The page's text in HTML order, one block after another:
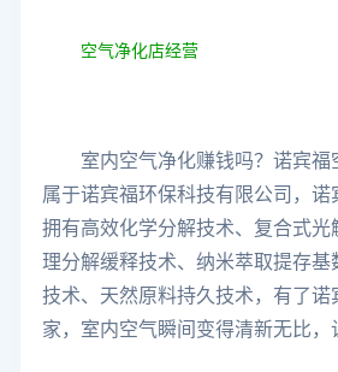
空气净化店经营
室内空气净化赚钱吗？诺宾福
属于诺宾福环保科技有限公司，诺
拥有高效化学分解技术、复合式光
理分解缓释技术、纳米萃取提存基
技术、天然原料持久技术，有了诺
家，室内空气瞬间变得清新无比，